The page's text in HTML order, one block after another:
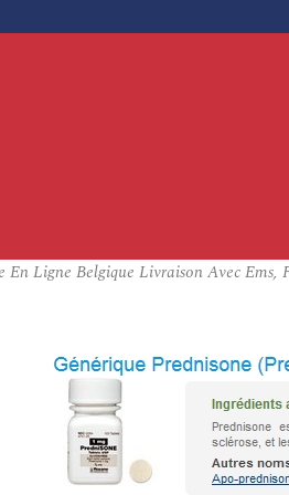
Ligne Belgique Livraison Avec Ems,